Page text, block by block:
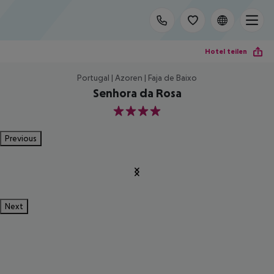
Hotel teilen
Portugal | Azoren | Faja de Baixo
Senhora da Rosa
4
Previous
Next